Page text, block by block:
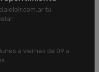
tu
a viernes de 09 a